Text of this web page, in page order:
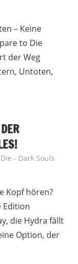
– Keine
to Die
der Weg
Untoten,
- Dark Souls
Kopf hören?
Edition
die Hydra fällt
Option, der